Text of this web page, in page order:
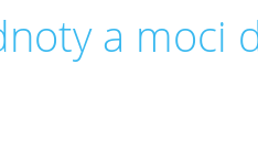
a moci